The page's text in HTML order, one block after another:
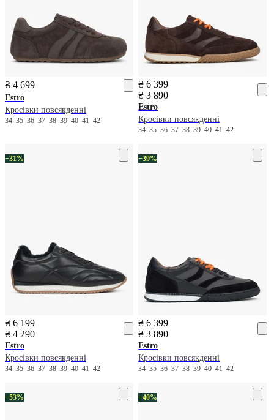
₴ 4 699
Estro
Кросівки повсякденні
34 35 36 37 38 39 40 41 42
₴ 6 399
₴ 3 890
Estro
Кросівки повсякденні
343536373839404142
−31%
₴ 6 199
₴ 4 290
Estro
Кросівки повсякденні
34 35 36 37 38 39 40 41 42
−39%
₴ 6 399
₴ 3 890
Estro
Кросівки повсякденні
343536373839404142
−53% −40%